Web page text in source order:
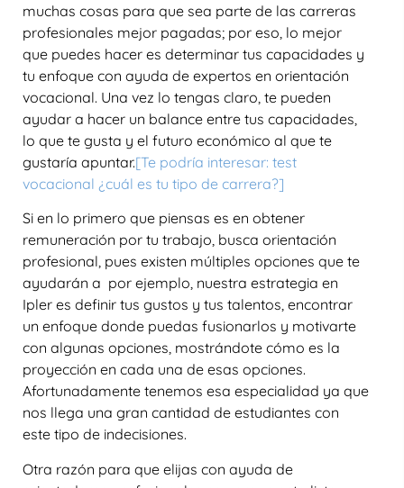
muchas cosas para que sea parte de las carreras
profesionales mejor pagadas; por eso, lo mejor
que puedes hacer es determinar tus capacidades y
tu enfoque con ayuda de expertos en orientación
vocacional. Una vez lo tengas claro, te pueden
ayudar a hacer un balance entre tus capacidades,
lo que te gusta y el futuro económico al que te
gustaría apuntar.[Te podría interesar: test
vocacional ¿cuál es tu tipo de carrera?]
Si en lo primero que piensas es en obtener
remuneración por tu trabajo, busca orientación
profesional, pues existen múltiples opciones que te
ayudarán a por ejemplo, nuestra estrategia en
Ipler es definir tus gustos y tus talentos, encontrar
un enfoque donde puedas fusionarlos y motivarte
con algunas opciones, mostrándote cómo es la
proyección en cada una de esas opciones.
Afortunadamente tenemos esa especialidad ya que
nos llega una gran cantidad de estudiantes con
este tipo de indecisiones.
Otra razón para que elijas con ayuda de